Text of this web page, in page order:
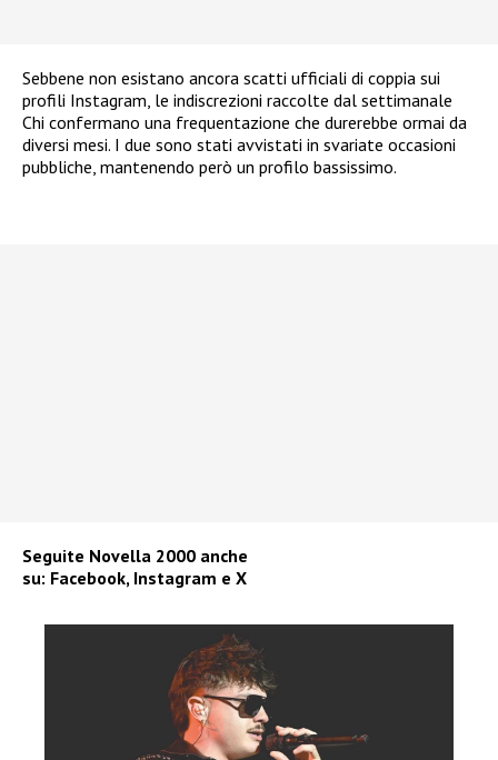
Sebbene non esistano ancora scatti ufficiali di coppia sui
profili Instagram, le indiscrezioni raccolte dal settimanale
Chi confermano una frequentazione che durerebbe ormai da
diversi mesi. I due sono stati avvistati in svariate occasioni
pubbliche, mantenendo però un profilo bassissimo.
Seguite Novella 2000 anche
su: Facebook, Instagram e X